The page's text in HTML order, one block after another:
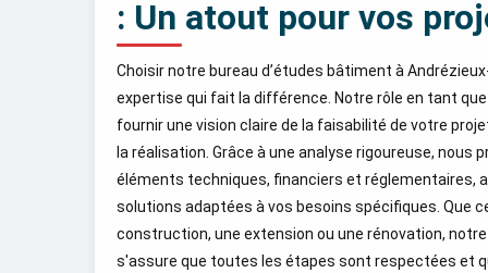
: Un atout pour vos
Choisir notre bureau d’études bâtiment à
expertise qui fait la différence. Notre rôle en tant
fournir une vision claire de la faisabilité de votre
la réalisation. Grâce à une analyse rigoureuse, nous
éléments techniques, financiers et réglementaires,
solutions adaptées à vos besoins spécifiques. Que
construction, une extension ou une rénovation,
s'assure que toutes les étapes sont respectées et